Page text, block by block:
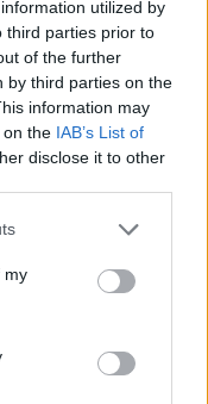
utilized by
third parties prior to
of the further
by third parties on the
information may
on the IAB’s List of
disclose it to other
my
disciplínám domácí
týmová taktika
podívanou pro
štafet dorostu, juniorů
štafety vyrazí na trať
nabídne hned dva